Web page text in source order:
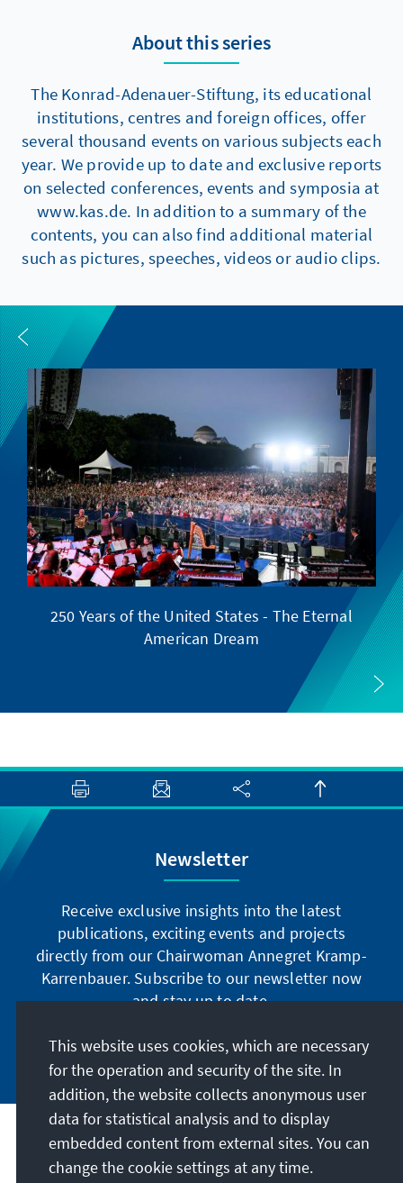
About this series
The Konrad-Adenauer-Stiftung, its educational
institutions, centres and foreign offices, offer
several thousand events on various subjects each
year. We provide up to date and exclusive reports
on selected conferences, events and symposia at
www.kas.de. In addition to a summary of the
contents, you can also find additional material
such as pictures, speeches, videos or audio clips.
250 Years of the United States - The Eternal
American Dream
Newsletter
Receive exclusive insights into the latest
publications, exciting events and projects
directly from our Chairwoman Annegret Kramp-
Karrenbauer. Subscribe to our newsletter now
and stay up to date.
Subscribe now
Our mission
This website uses cookies, which are necessary
for the operation and security of the site. In
addition, the website collects anonymous user
data for statistical analysis and to display
embedded content from external sites. You can
change the cookie settings at any time.